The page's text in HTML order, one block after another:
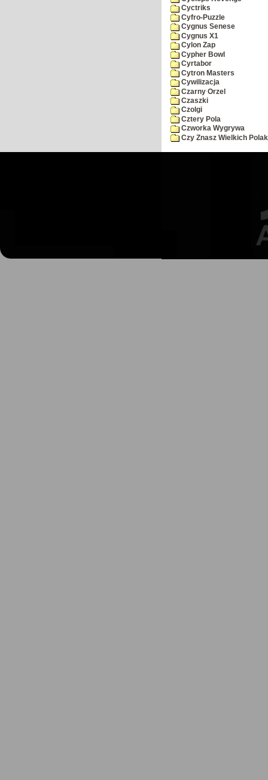
Cyctriks
Cyfro-Puzzle
Cygnus Senese
Cygnus X1
Cylon Zap
Cypher Bowl
Cyrtabor
Cytron Masters
Cywilizacja
Czarny Orzel
Czaszki
Czolgi
Cztery Pola
Czworka Wygrywa
Czy Znasz Wielkich